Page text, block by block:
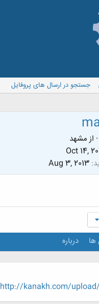
جستجو در ارسال های پروفایل
· از مشهد
Oct 14,
Aug 3, 2013
ها درباره
http://kanakh.com/